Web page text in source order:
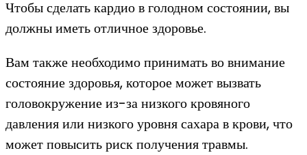
Чтобы сделать кардио в голодном состоянии, вы
должны иметь отличное здоровье.
Вам также необходимо принимать во внимание
состояние здоровья, которое может вызвать
головокружение из-за низкого кровяного
давления или низкого уровня сахара в крови, что
может повысить риск получения травмы.